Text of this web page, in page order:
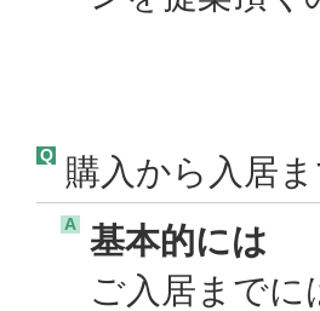
Q 購入から入居
A
基本的には
ご入居までに